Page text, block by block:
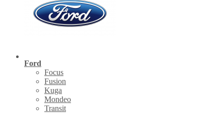
Ford
Focus
Fusion
Kuga
Mondeo
Transit